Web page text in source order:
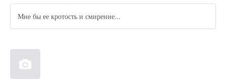
Мне бы ее кротость и смирение...